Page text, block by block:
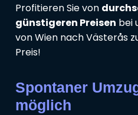
Profitieren Sie von
günstigeren Preisen bei
von Wien nach Västerås
Preis!
Spontaner
möglich